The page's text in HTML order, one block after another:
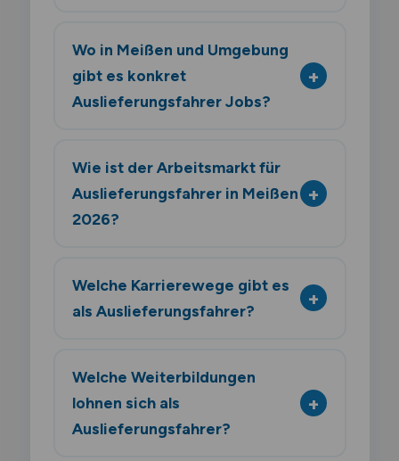
Wo in Meißen und Umgebung
gibt es konkret
Auslieferungsfahrer Jobs?
Wie ist der Arbeitsmarkt für
Auslieferungsfahrer in Meißen
2026?
Welche Karrierewege gibt es
als Auslieferungsfahrer?
Welche Weiterbildungen
lohnen sich als
Auslieferungsfahrer?